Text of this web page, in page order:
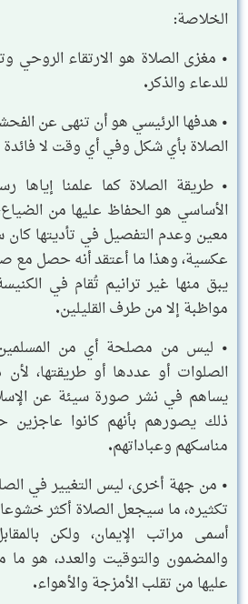
الخلاصة:
• مغزى الصلاة هو الارتقاء الروحي
للدعاء والذكر.
• هدفها الرئيسي هو أن تنهى عن
الصلاة بأي شكل وفي أي وقت لا فائدة
• طريقة الصلاة كما علمنا إياها
الأساسي هو الحفاظ عليها من
معين وعدم التفصيل في تأديتها
عكسية، وهذا ما أعتقد أنه حصل مع
يبق منها غير ترانيم تُقام في
مواظبة إلا من طرف القليلين.
• ليس من مصلحة أي من
الصلوات أو عددها أو طريقتها،
يساهم في نشر صورة سيئة عن
ذلك يصورهم بأنهم كانوا
مناسكهم وعباداتهم.
• من جهة أخرى، ليس التغيير في
تكثيره، ما سيجعل الصلاة أكثر
أسمى مراتب الإيمان، ولكن
والمضمون والتوقيت والعدد، هو
عليها من تقلب الأمزجة والأهواء.